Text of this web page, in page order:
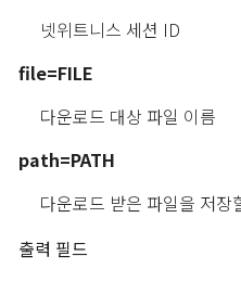
넷위트니스 세션 ID
file=FILE
다운로드 대상 파일 이름
path=PATH
다운로드 받은 파일을 저장
출력 필드